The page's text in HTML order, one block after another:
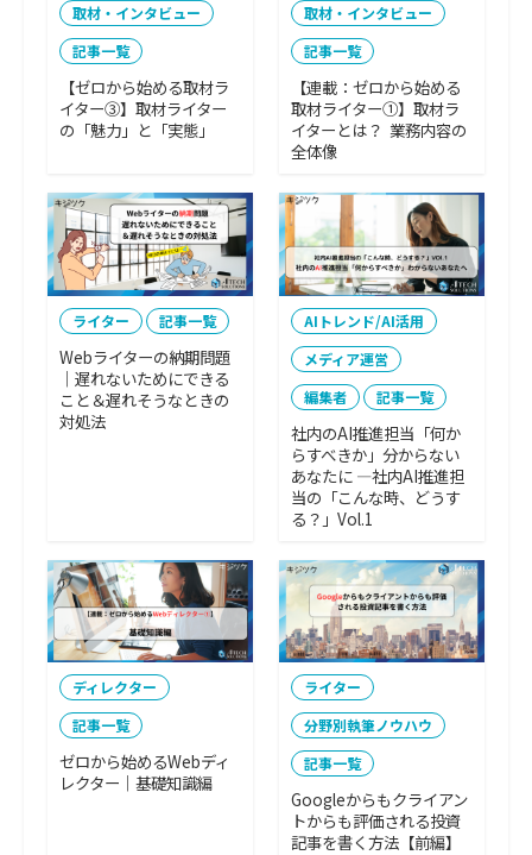
取材・インタビュー
記事一覧
【ゼロから始める取材ラ
イター③】取材ライター
の「魅力」と「実態」
取材・インタビュー
記事一覧
【連載：ゼロから始める
取材ライター①】取材ラ
イターとは？ 業務内容の
全体像
ライター 記事一覧
Webライターの納期問題
｜遅れないためにできる
こと＆遅れそうなときの
対処法
AIトレンド/AI活用
メディア運営
編集者
記事一覧
社内のAI推進担当「何か
らすべきか」分からない
あなたに ―社内AI推進担
当の「こんな時、どうす
る？」Vol.1
ディレクター
記事一覧
ゼロから始めるWebディ
レクター｜基礎知識編
ライター
分野別執筆ノウハウ
記事一覧
Googleからもクライアン
トからも評価される投資
記事を書く方法【前編】